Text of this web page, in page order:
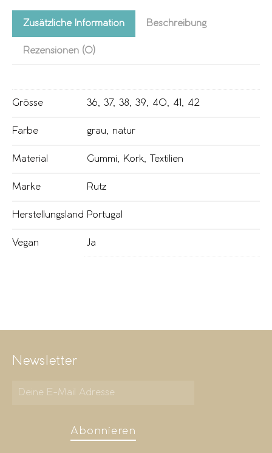
Zusätzliche Information Beschreibung
Rezensionen (0)
Grösse 36 37, 38 39 40 41 42
Farbe grau natur
Material Gummi Kork Textilien
Marke Rutz
Herstellungsland Portugal
Vegan Ja
Newsletter
Abonnieren